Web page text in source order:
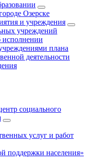
Озерске
и учреждения
учреждений
плана
деятельности
социального
услуг и работ
поддержки населения»